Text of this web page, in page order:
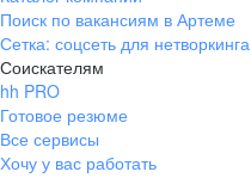
Поиск по вакансиям в Артеме
Сетка: соцсеть для нетворкинга
Соискателям
hh PRO
Готовое резюме
Все сервисы
Хочу у вас работать